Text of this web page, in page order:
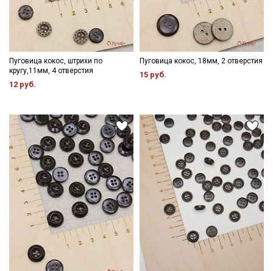
Пуговица кокос, штрихи по
кругу,11мм, 4 отверстия
12 руб.
Пуговица кокос, 18мм, 2 отверстия
15 руб.